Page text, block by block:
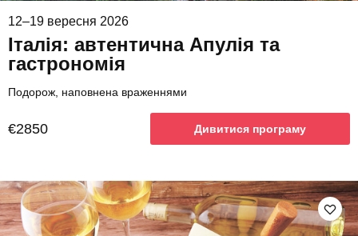
12–19 вересня 2026
Італія: автентична Апулія та
гастрономія
Подорож, наповнена враженнями
€2850 Дивитися програму